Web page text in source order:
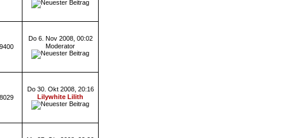
Do 6. Nov 2008, 00:02
Moderator
Do 30. Okt 2008, 20:16
Lilywhite Lilith